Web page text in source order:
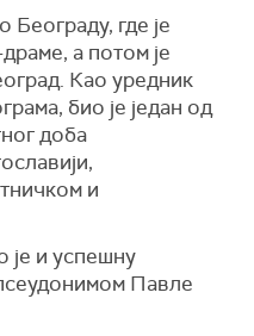
где је
а потом је
Као уредник
био је један од
доба
и
је и успешну
Павле